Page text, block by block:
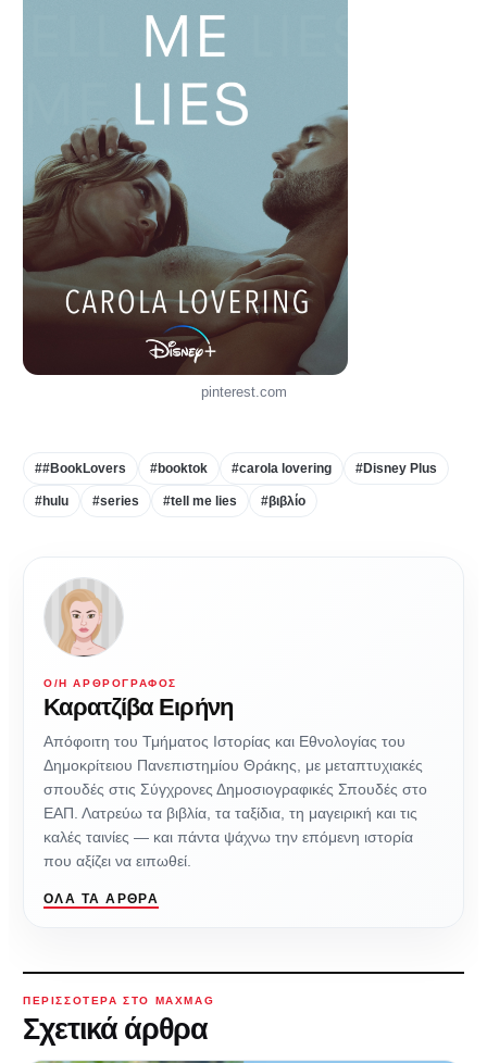
pinterest.com
##BookLovers #booktok #carola lovering #Disney Plus
#hulu #series #tell me lies #βιβλίο
Ο/Η ΑΡΘΡΟΓΡΆΦΟΣ
Καρατζίβα Ειρήνη
Απόφοιτη του Τμήματος Ιστορίας και Εθνολογίας του
Δημοκρίτειου Πανεπιστημίου Θράκης, με μεταπτυχιακές
σπουδές στις Σύγχρονες Δημοσιογραφικές Σπουδές στο
ΕΑΠ. Λατρεύω τα βιβλία, τα ταξίδια, τη μαγειρική και τις
καλές ταινίες — και πάντα ψάχνω την επόμενη ιστορία
που αξίζει να ειπωθεί.
ΌΛΑ ΤΑ ΆΡΘΡΑ
ΠΕΡΙΣΣΌΤΕΡΑ ΣΤΟ MAXMAG
Σχετικά άρθρα